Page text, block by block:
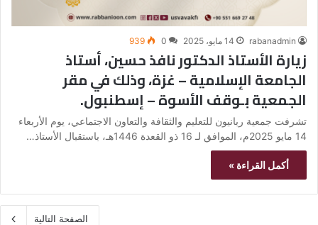
rabanadmin 14 مايو، 2025 0
939
زيارة الأستاذ الدكتور نافذ حسين، أستاذ
الجامعة الإسلامية – غزة، وذلك في مقر
الجمعية بـوقف الأسوة – إسطنبول.
تشرفت جمعية ربانيون للتعليم والثقافة والتعاون الاجتماعي، يوم الأربعاء
14 مايو 2025م، الموافق لـ 16 ذو القعدة 1446هـ، باستقبال الأستاذ…
أكمل القراءة »
الصفحة التالية